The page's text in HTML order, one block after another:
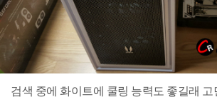
검색 중에 화이트에 쿨링 능력도 좋길래